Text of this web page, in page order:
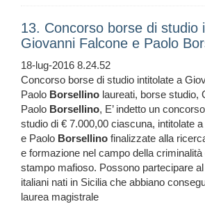
13. Concorso borse di studio
Giovanni Falcone e Paolo
18-lug-2016 8.24.52
Concorso borse di studio intitolate a
Paolo Borsellino laureati, borse studio,
Paolo Borsellino, E’ indetto un
studio di € 7.000,00 ciascuna, intitolate
e Paolo Borsellino finalizzate alla
e formazione nel campo della
stampo mafioso. Possono partecipare
italiani nati in Sicilia che abbiano
laurea magistrale